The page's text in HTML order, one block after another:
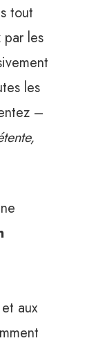
tout
les
les
–
aux